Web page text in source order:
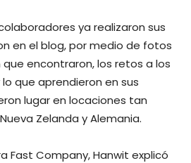
ya realizaron sus
en el blog, por medio de fotos
encontraron, los retos a los
que aprendieron en sus
lugar en locaciones tan
Zelanda y Alemania.
Fast Company, Hanwit explicó